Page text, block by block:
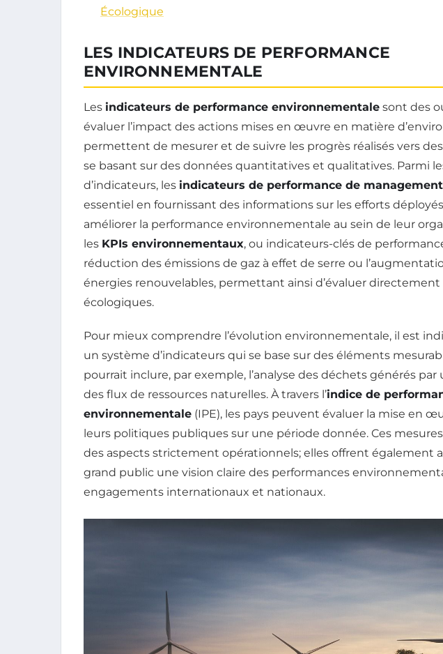
Écologique
LES INDICATEURS DE PERFORMANCE
ENVIRONNEMENTALE
Les indicateurs de performance environnementale sont des
évaluer l’impact des actions mises en œuvre en matière
permettent de mesurer et de suivre les progrès réalisés vers des
se basant sur des données quantitatives et qualitatives. Parmi
d’indicateurs, les indicateurs de performance de management
essentiel en fournissant des informations sur les efforts
améliorer la performance environnementale au sein de leur
les KPIs environnementaux, ou indicateurs-clés de
réduction des émissions de gaz à effet de serre ou
énergies renouvelables, permettant ainsi d’évaluer directement
écologiques.
Pour mieux comprendre l’évolution environnementale, il est
un système d’indicateurs qui se base sur des éléments
pourrait inclure, par exemple, l’analyse des déchets générés
des flux de ressources naturelles. À travers l’indice de
environnementale (IPE), les pays peuvent évaluer la mise en
leurs politiques publiques sur une période donnée. Ces
des aspects strictement opérationnels; elles offrent également
grand public une vision claire des performances
engagements internationaux et nationaux.